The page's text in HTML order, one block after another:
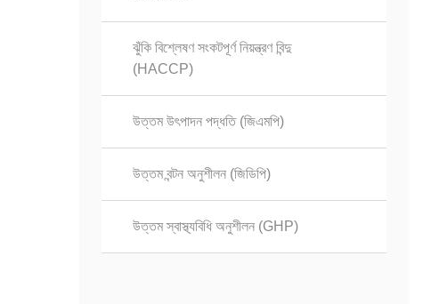
ঝুঁকি বিশ্লেষণ সংকটপূর্ণ নিয়ন্ত্রণ বিন্দু
(HACCP)
উত্তম উৎপাদন পদ্ধতি (জিএমপি)
উত্তম বন্টন অনুশীলন (জিডিপি)
উত্তম স্বাস্থ্যবিধি অনুশীলন (GHP)